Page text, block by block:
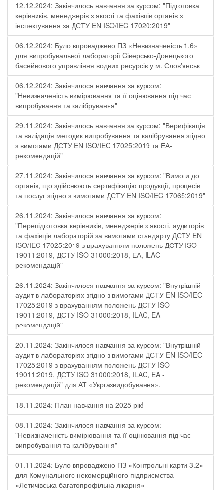
12.12.2024: Закінчилось навчання за курсом: "Підготовка
керівників, менеджерів з якості та фахівців органів з
інспектування за ДСТУ EN ISO/IEC 17020:2019"
06.12.2024: Було впроваджено ПЗ «Невизначеність 1.6»
для випробувальної лабораторії Cіверсько-Донецького
басейнового управління водних ресурсів у м. Слов'янськ
06.12.2024: Закінчилося навчання за курсом:
"Невизначеність вимірювання та її оцінювання під час
випробування та калібрування"
29.11.2024: Закінчилось навчання за курсом: "Верифікація
та валідація методик випробування та калібрування згідно
з вимогами ДСТУ EN ISO/IEC 17025:2019 та ЕА-
рекомендацій"
27.11.2024: Закінчилося навчання за курсом: "Вимоги до
органів, що здійснюють сертифікацію продукції, процесів
та послуг згідно з вимогами ДСТУ EN ISO/IEC 17065:2019"
26.11.2024: Закінчилося навчання за курсом:
"Перепідготовка керівників, менеджерів з якості, аудиторів
та фахівців лабораторій за вимогами стандарту ДСТУ EN
ISO/IEC 17025:2019 з врахуванням положень ДСТУ ISO
19011:2019, ДСТУ ISO 31000:2018, ЕА, ILAC-
рекомендацій"
26.11.2024: Закінчилося навчання за курсом: "Внутрішній
аудит в лабораторіях згідно з вимогами ДСТУ EN ISO/IEC
17025:2019 з врахуванням положень ДСТУ ISO
19011:2019, ДСТУ ISO 31000:2018, ILAC, EA -
рекомендацій".
20.11.2024: Закінчилося навчання за курсом: "Внутрішній
аудит в лабораторіях згідно з вимогами ДСТУ EN ISO/IEC
17025:2019 з врахуванням положень ДСТУ ISO
19011:2019, ДСТУ ISO 31000:2018, ILAC, EA -
рекомендацій" для АТ «Укргазвидобування».
18.11.2024: План навчання на 2025 рік!
08.11.2024: Закінчилося навчання за курсом:
"Невизначеність вимірювання та її оцінювання під час
випробування та калібрування"
01.11.2024: Було впроваджено ПЗ «Контрольні карти 3.2»
для Комунального некомерційного підприємства
«Летичівська багатопрофільна лікарня»